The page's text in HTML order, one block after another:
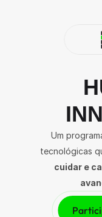
Um
tecnológicas
cuidar e